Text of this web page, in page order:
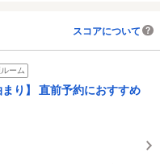
スコアについて
ーム
まり】 直前予約におすすめ